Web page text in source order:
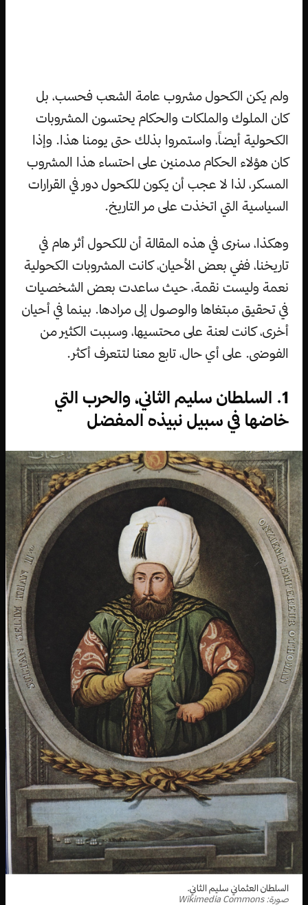
ولم يكن الكحول مشروب عامة الشعب فحسب، بل
كان الملوك والملكات والحكام يحتسون المشروبات
الكحولية أيضاً، واستمروا بذلك حتى يومنا هذا. وإذا
كان هؤلاء الحكام مدمنين على احتساء هذا المشروب
المسكر، لذا لا عجب أن يكون للكحول دور في القرارات
السياسية التي اتخذت على مر التاريخ.
وهكذا، سنرى في هذه المقالة أن للكحول أثر هام في
تاريخنا، ففي بعض الأحيان، كانت المشروبات الكحولية
نعمة وليست نقمة، حيث ساعدت بعض الشخصيات
في تحقيق مبتغاها والوصول إلى مرادها. بينما في أحيان
أخرى، كانت لعنة على محتسيها، وسببت الكثير من
الفوضى. على أي حال، تابع معنا لتتعرف أكثر.
1. السلطان سليم الثاني، والحرب التي
خاضها في سبيل نبيذه المفضل
السلطان العثماني سليم الثاني.
صورة: Wikimedia Commons